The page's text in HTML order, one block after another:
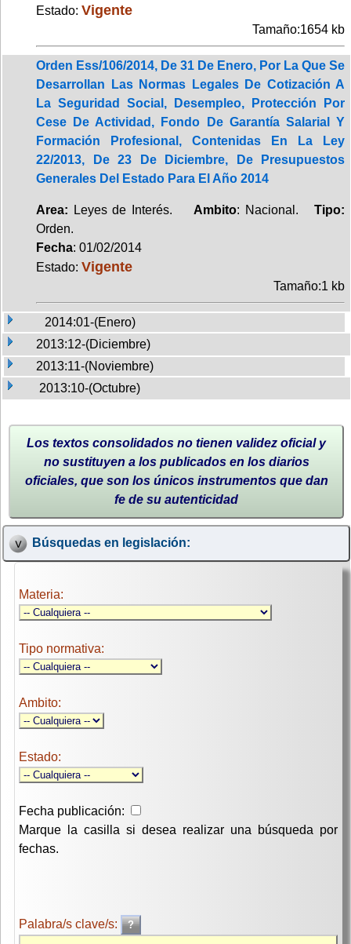
Estado: Vigente
Tamaño:1654 kb
Orden Ess/106/2014, De 31 De Enero, Por La Que Se
Desarrollan Las Normas Legales De Cotización A
La Seguridad Social, Desempleo, Protección Por
Cese De Actividad, Fondo De Garantía Salarial Y
Formación Profesional, Contenidas En La Ley
22/2013, De 23 De Diciembre, De Presupuestos
Generales Del Estado Para El Año 2014
Area: Leyes de Interés. Ambito: Nacional.Tipo:
Orden.
Fecha: 01/02/2014
Estado: Vigente
Tamaño:1 kb
2014:01-(Enero)
2013:12-(Diciembre)
2013:11-(Noviembre)
2013:10-(Octubre)
Los textos consolidados no tienen validez oficial y
no sustituyen a los publicados en los diarios
oficiales, que son los únicos instrumentos que dan
fe de su autenticidad
Búsquedas en legislación:
Materia:
Tipo normativa:
Ambito:
Estado:
Fecha publicación:
Marque la casilla si desea realizar una búsqueda por
fechas.
Palabra/s clave/s: